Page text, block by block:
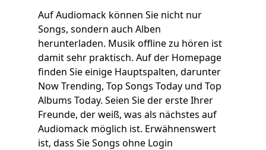
Auf Audiomack können Sie nicht nur
Songs, sondern auch Alben
herunterladen. Musik offline zu hören ist
damit sehr praktisch. Auf der Homepage
finden Sie einige Hauptspalten, darunter
Now Trending, Top Songs Today und Top
Albums Today. Seien Sie der erste Ihrer
Freunde, der weiß, was als nächstes auf
Audiomack möglich ist. Erwähnenswert
ist, dass Sie Songs ohne Login